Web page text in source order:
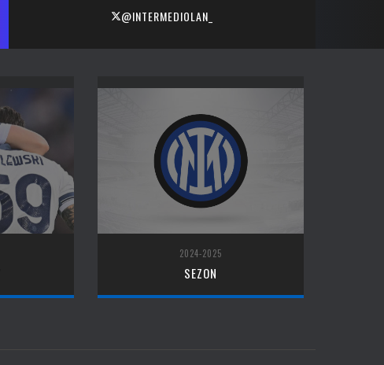
@INTERMEDIOLAN_
2024-2025
SEZON